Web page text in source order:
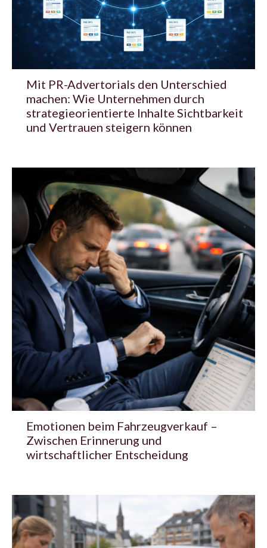
Mit PR-Advertorials den Unterschied
machen: Wie Unternehmen durch
strategieorientierte Inhalte Sichtbarkeit
und Vertrauen steigern können
Emotionen beim Fahrzeugverkauf –
Zwischen Erinnerung und
wirtschaftlicher Entscheidung